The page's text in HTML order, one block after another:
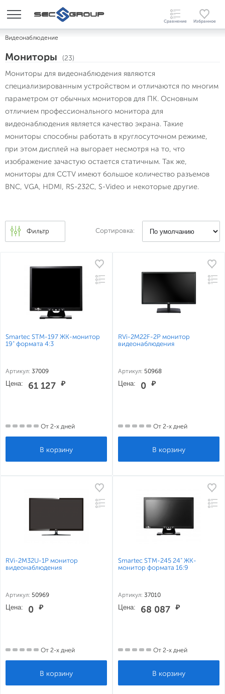
Видеонаблюдение
Мониторы (23)
Мониторы для видеонаблюдения являются
специализированным устройством и отличаются по многим
параметром от обычных мониторов для ПК. Основным
отличием профессионального монитора для
видеонаблюдения является качество экрана. Такие
мониторы способны работать в круглосуточном режиме,
при этом дисплей на выгорает несмотря на то, что
изображение зачастую остается статичным. Так же,
мониторы для CCTV имеют большое количество разъемов
BNC, VGA, HDMI, RS-232C, S-Video и некоторые другие.
Фильтр Сортировка:
Smartec STM-197 ЖК-монитор
19" формата 4:3
Артикул: 37009
Цена: 61 127 ₽
От 2-х дней
RVi-2M22F-2P монитор
видеонаблюдения
Артикул: 50968
Цена: 0 ₽
От 2-х дней
RVi-2M32U-1P монитор
видеонаблюдения
Артикул: 50969
Цена: 0 ₽
От 2-х дней
Smartec STM-245 24" ЖК-
монитор формата 16:9
Артикул: 37010
Цена: 68 087 ₽
От 2-х дней